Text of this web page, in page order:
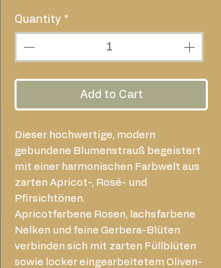
Quantity *
Add to Cart
Dieser hochwertige, modern
gebundene Blumenstrauß begeistert
mit einer harmonischen Farbwelt aus
zarten Apricot-, Rosé- und
Pfirsichtönen.
Apricotfarbene Rosen, lachsfarbene
Nelken und feine Gerbera-Blüten
verbinden sich mit zarten Füllblüten
sowie locker eingearbeitetem Oliven-